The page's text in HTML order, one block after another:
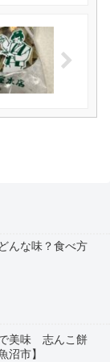
んな味？食べ方
で美味 志んこ餅
沼市】